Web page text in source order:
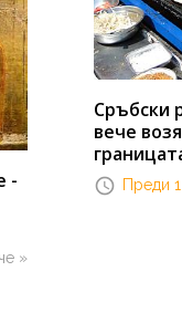
-
»
Сръбски
вече
Преди